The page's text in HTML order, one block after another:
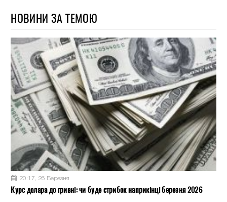
НОВИНИ ЗА ТЕМОЮ
20:17, 26 Березня
Курс долара до гривні: чи буде стрибок наприкінці березня 2026